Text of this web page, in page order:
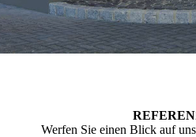
Werfen Sie einen Blick auf